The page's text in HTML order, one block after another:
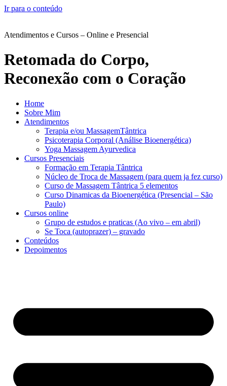
Ir para o conteúdo
Atendimentos e Cursos – Online e Presencial
Retomada do Corpo,
Reconexão com o Coração
Home
Sobre Mim
Atendimentos
Terapia e/ou MassagemTântrica
Psicoterapia Corporal (Análise Bioenergética)
Yoga Massagem Ayurvedica
Cursos Presenciais
Formação em Terapia Tântrica
Núcleo de Troca de Massagem (para quem ja fez curso)
Curso de Massagem Tântrica 5 elementos
Curso Dinamicas da Bioenergética (Presencial – São
Paulo)
Cursos online
Grupo de estudos e praticas (Ao vivo – em abril)
Se Toca (autoprazer) – gravado
Conteúdos
Depoimentos